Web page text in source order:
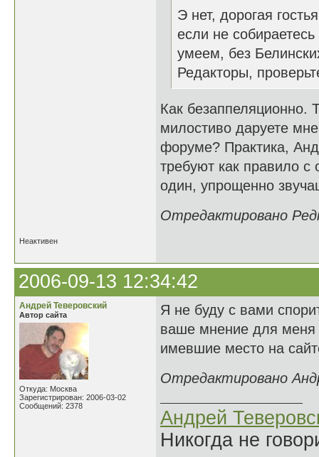
Э нет, дорогая
если не
умеем, без
Редакторы,
Как безаппеляционно.
милостиво даруете
форуме? Практика,
требуют как правило
один, упрощенно
Отредактировано
Неактивен
2006-09-13 12:34:42
Андрей Теверовский
Автор сайта
Откуда: Москва
Зарегистрирован: 2006-03-02
Сообщений: 2378
Я не буду с вами
ваше мнение для меня
имевшие место на
Отредактировано
Андрей
Никогда не